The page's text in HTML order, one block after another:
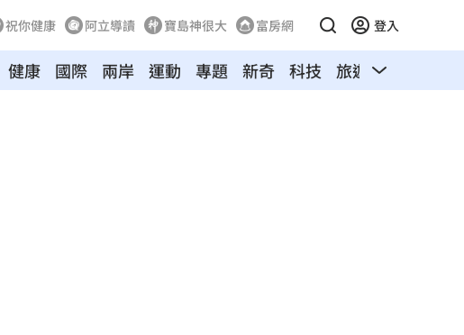
祝你健康 阿立導讀 寶島神很大 富房網 登入
健康 國際 兩岸 運動 專題 新奇 科技 旅遊 汽車